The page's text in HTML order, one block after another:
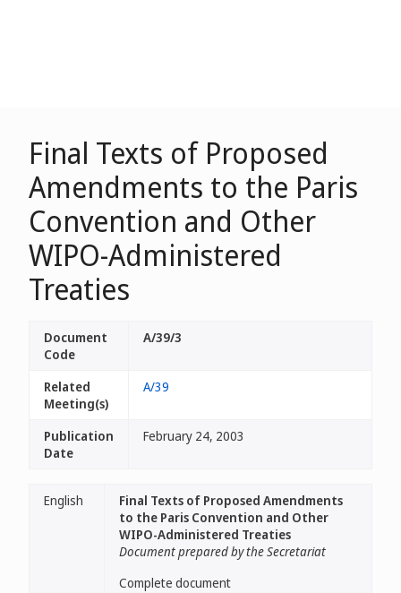
Final Texts of Proposed
Amendments to the Paris
Convention and Other
WIPO-Administered
Treaties
Document
Code
A/39/3
Related
Meeting(s)
A/39
Publication
Date
February 24, 2003
English
Final Texts of Proposed Amendments
to the Paris Convention and Other
WIPO-Administered Treaties
Document prepared by the Secretariat
Complete document